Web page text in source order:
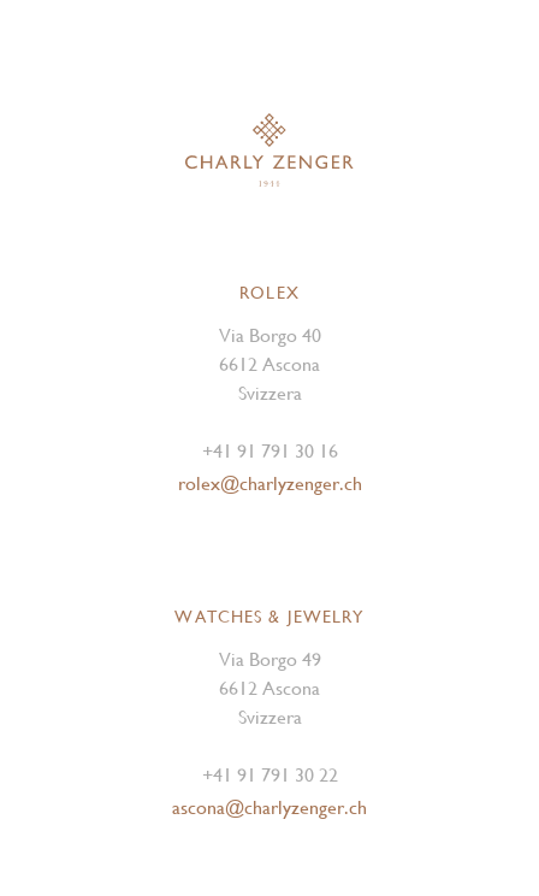
ROLEX
Via Borgo 40
6612 Ascona
Svizzera
+41 91 791 30 16
rolex@charlyzenger.ch
WATCHES & JEWELRY
Via Borgo 49
6612 Ascona
Svizzera
+41 91 791 30 22
ascona@charlyzenger.ch